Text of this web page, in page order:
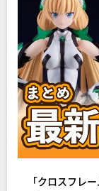
「クロスフレー